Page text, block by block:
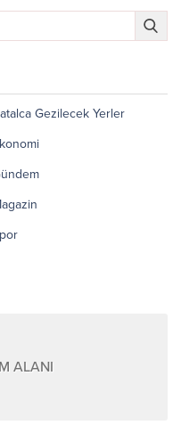
Gezilecek Yerler
ALANI